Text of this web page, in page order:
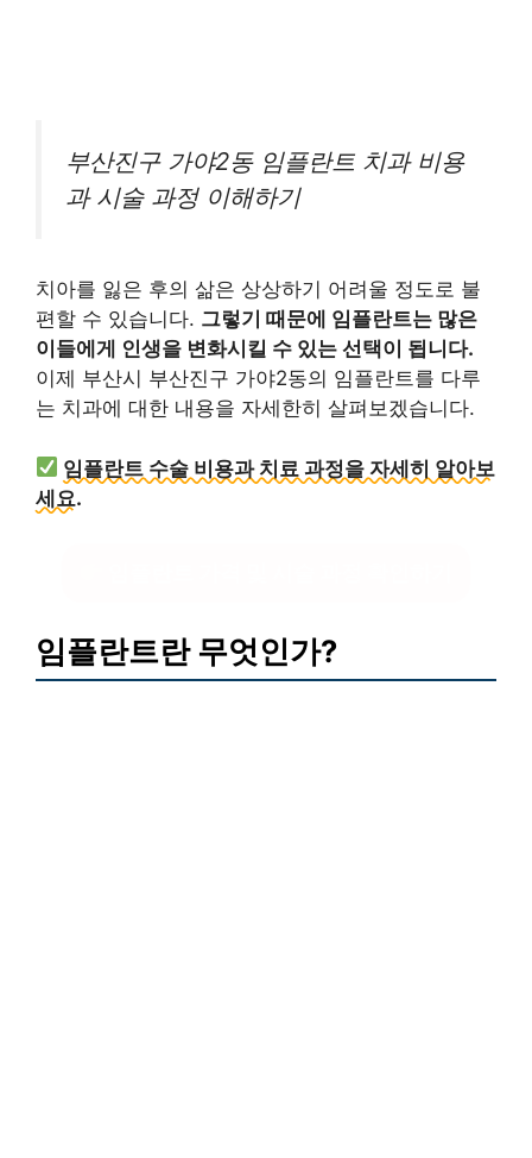
부산진구 가야2동 임플란트 치과 비용
과 시술 과정 이해하기
치아를 잃은 후의 삶은 상상하기 어려울 정도로 불
편할 수 있습니다. 그렇기 때문에 임플란트는 많은
이들에게 인생을 변화시킬 수 있는 선택이 됩니다.
이제 부산시 부산진구 가야2동의 임플란트를 다루
는 치과에 대한 내용을 자세한히 살펴보겠습니다.
임플란트 수술 비용과 치료 과정을 자세히 알아보
세요.
임플란트란 무엇인가?